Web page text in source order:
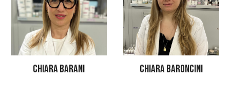
CHIARA BARANI CHIARA BARONCINI